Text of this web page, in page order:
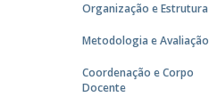
Organização e Estrutura
Metodologia e Avaliação
Coordenação e Corpo
Docente